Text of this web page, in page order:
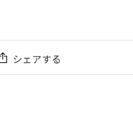
シェアする